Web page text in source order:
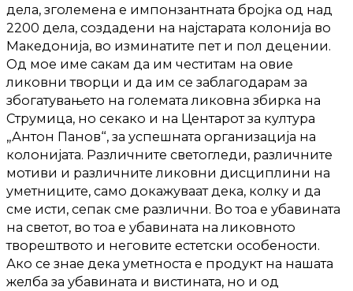
дела, зголемена е импонзантната бројка од над
2200 дела, создадени на најстарата колонија во
Македонија, во изминатите пет и пол децении.
Од мое име сакам да им честитам на овие
ликовни творци и да им се заблагодарам за
збогатувањето на големата ликовна збирка на
Струмица, но секако и на Центарот за култура
„Антон Панов“, за успешната организација на
колонијата. Различните светогледи, различните
мотиви и различните ликовни дисциплини на
уметниците, само докажуваат дека, колку и да
сме исти, сепак сме различни. Во тоа е убавината
на светот, во тоа е убавината на ликовното
творештвото и неговите естетски особености.
Ако се знае дека уметноста е продукт на нашата
желба за убавината и вистината, но и од